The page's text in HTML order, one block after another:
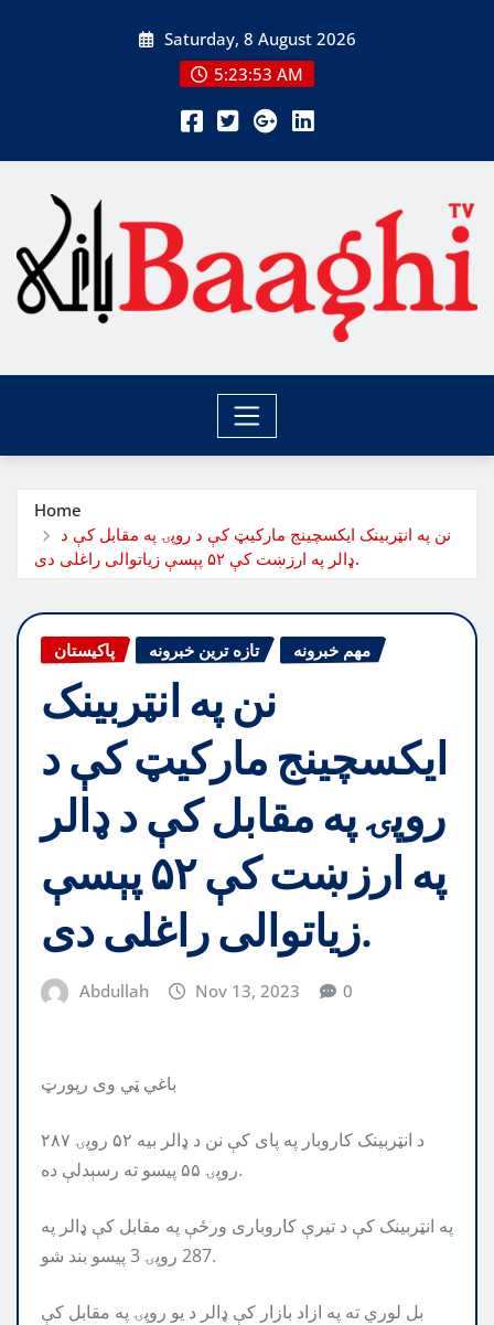
Saturday, 8 August 2026
5:23:54 AM
Home
نن په انټربینک ایکسچینج مارکیټ کې د روپۍ په مقابل کې د
ډالر په ارزښت کې ۵۲ پېسې زیاتوالی راغلی دی.
پاکیستان تازه ترین خبرونه مهم خبرونه
نن په انټربینک
ایکسچینج مارکیټ کې د
روپۍ په مقابل کې د ډالر
په ارزښت کې ۵۲ پېسې
زیاتوالی راغلی دی.
Abdullah Nov 13, 2023 0
باغي ټي وی رپورټ
د انټربینک کاروبار په پای کې نن د ډالر بیه ۵۲ روپۍ ۲۸۷
روپۍ ۵۵ پیسو ته رسېدلې ده.
په انټربینک کې د تیرې کاروباری ورځې په مقابل کې ډالر په
287 روپۍ 3 پیسو بند شو.
بل لوري ته په ازاد بازار کې ډالر د يو روپۍ په مقابل کې